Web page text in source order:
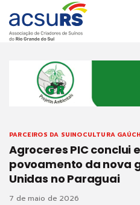
PARCEIROS DA SUINOCULTURA
Agroceres PIC conclui
povoamento da nova
Unidas no Paraguai
7 de maio de 2026